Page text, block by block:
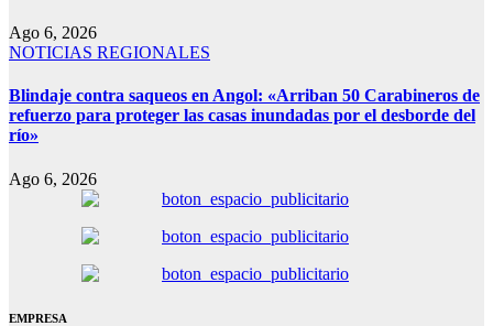
Ago 6, 2026
NOTICIAS REGIONALES
Blindaje contra saqueos en Angol: «Arriban 50 Carabineros de
refuerzo para proteger las casas inundadas por el desborde del
río»
Ago 6, 2026
EMPRESA